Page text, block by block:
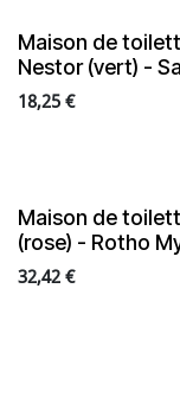
Maison de
Nestor (vert) -
18,25 €
Maison de
(rose) - Rotho
32,42 €